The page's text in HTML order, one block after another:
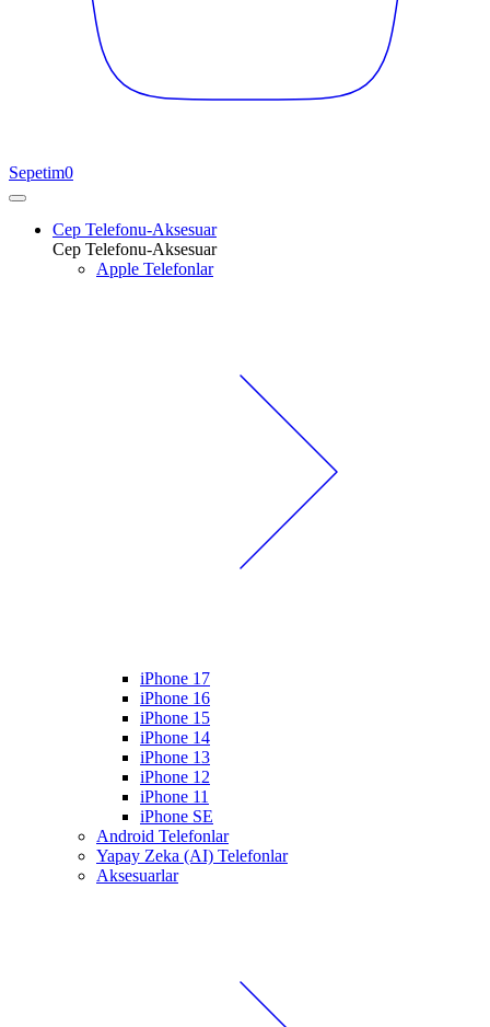
Sepetim0
Cep Telefonu-Aksesuar
Cep Telefonu-Aksesuar
Apple Telefonlar
iPhone 17
iPhone 16
iPhone 15
iPhone 14
iPhone 13
iPhone 12
iPhone 11
iPhone SE
Android Telefonlar
Yapay Zeka (AI) Telefonlar
Aksesuarlar